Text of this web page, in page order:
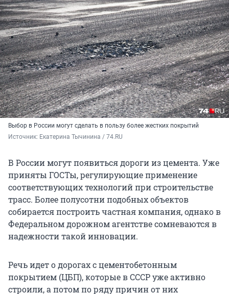
Выбор в России могут сделать в пользу более жестких покрытий
Источник: Екатерина Тычинина / 74.RU
В России могут появиться дороги из цемента. Уже
приняты ГОСТы, регулирующие применение
соответствующих технологий при строительстве
трасс. Более полусотни подобных объектов
собирается построить частная компания, однако в
Федеральном дорожном агентстве сомневаются в
надежности такой инновации.
Речь идет о дорогах с цементобетонным
покрытием (ЦБП), которые в СССР уже активно
строили, а потом по ряду причин от них